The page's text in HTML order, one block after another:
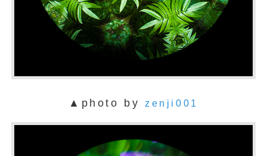
▲photo byzenji001